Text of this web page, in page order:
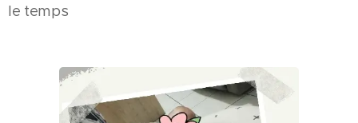
le temps ❤️